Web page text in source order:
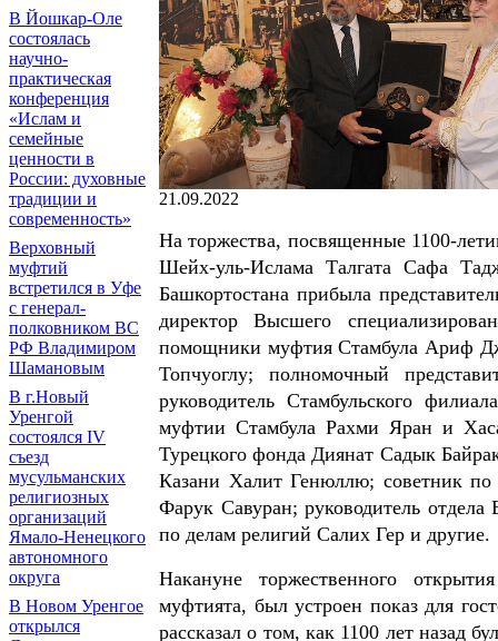
В Йошкар-Оле
состоялась
научно-
практическая
конференция
«Ислам и
семейные
ценности в
России: духовные
традиции и
современность»
Верховный
муфтий
встретился в Уфе
с генерал-
полковником ВС
РФ Владимиром
Шамановым
В г.Новый
Уренгой
состоялся IV
съезд
мусульманских
религиозных
организаций
Ямало-Ненецкого
автономного
округа
В Новом Уренгое
открылся
21.09.2022
На торжества, посвященные 1100-
Шейх-уль-Ислама Талгата Сафа
Башкортостана прибыла
директор Высшего
помощники муфтия Стамбула Ариф
Топчуоглу; полномочный
руководитель Стамбульского
муфтии Стамбула Рахми Яран и
Турецкого фонда Диянат Садык
Казани Халит Генюллю; советник
Фарук Савуран; руководитель
по делам религий Салих Гер и другие.
Накануне торжественного
муфтията, был устроен показ для
рассказал о том, как 1100 лет назад